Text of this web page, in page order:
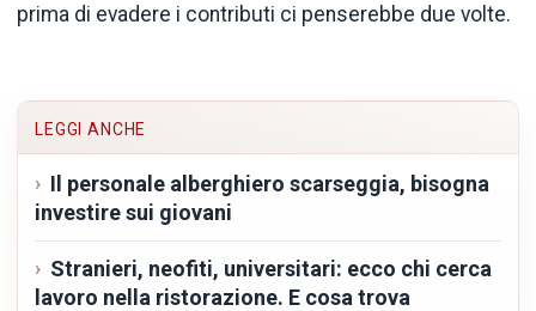
prima di evadere i contributi ci penserebbe due volte.
LEGGI ANCHE
Il personale alberghiero scarseggia, bisogna
investire sui giovani
Stranieri, neofiti, universitari: ecco chi cerca
lavoro nella ristorazione. E cosa trova